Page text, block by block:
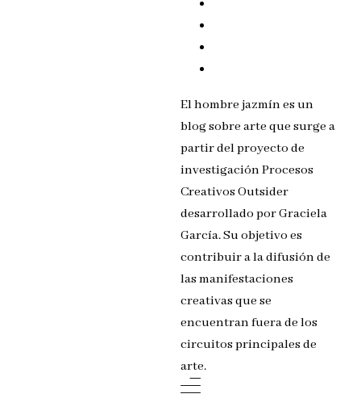
El hombre jazmín es un
blog sobre arte que surge a
partir del proyecto de
investigación Procesos
Creativos Outsider
desarrollado por Graciela
García. Su objetivo es
contribuir a la difusión de
las manifestaciones
creativas que se
encuentran fuera de los
circuitos principales de
arte.